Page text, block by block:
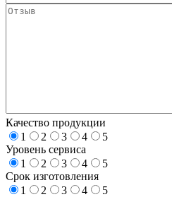
Качество продукции
1
2 3 4
5
Уровень сервиса
1
2 3 4
5
Срок изготовления
1
2 3 4
5